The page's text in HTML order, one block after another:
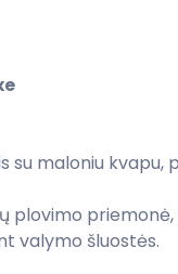
su maloniu
plovimo
valymo šluostės.